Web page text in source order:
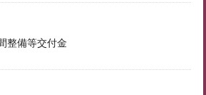
整備等交付金